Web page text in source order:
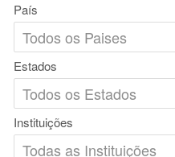
País
Estados
Instituições